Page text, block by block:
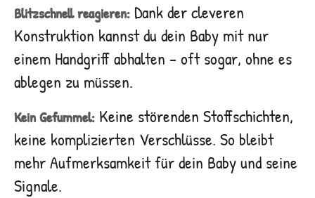
Blitzschnell reagieren: Dank der cleveren
Konstruktion kannst du dein Baby mit nur
einem Handgriff abhalten – oft sogar, ohne es
ablegen zu müssen.
Kein Gefummel: Keine störenden Stoffschichten,
keine komplizierten Verschlüsse. So bleibt
mehr Aufmerksamkeit für dein Baby und seine
Signale.